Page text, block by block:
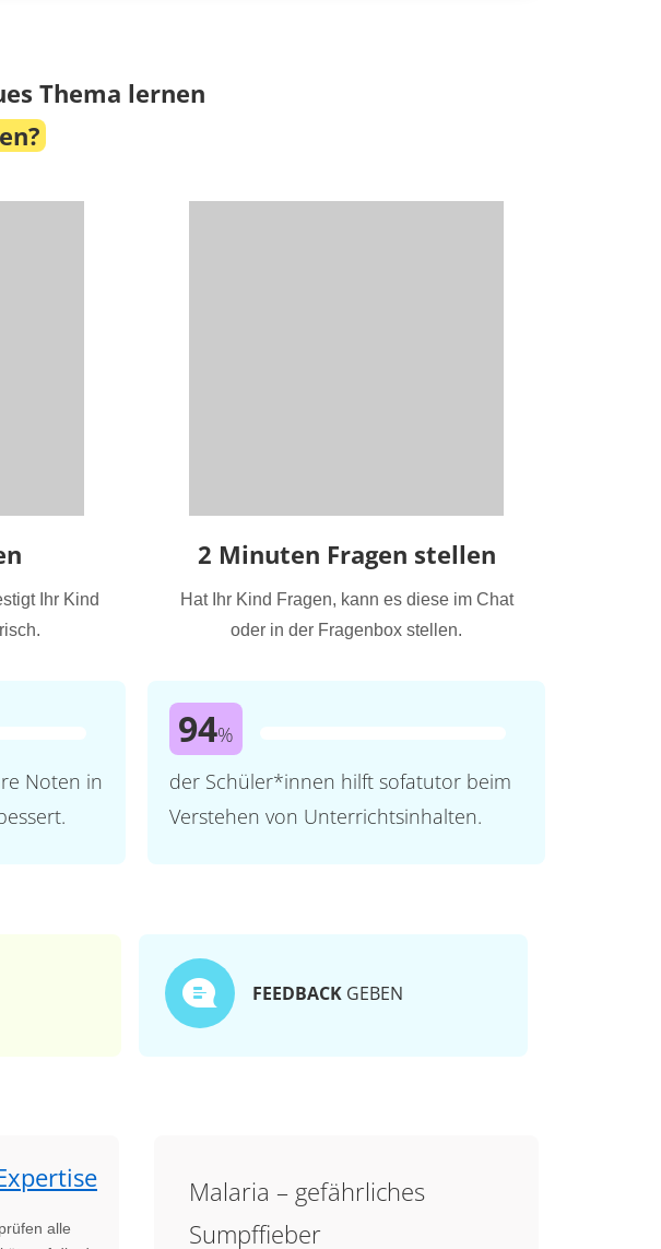
Thema lernen
Ihr Kind
Noten in
2 Minuten Fragen stellen
Hat Ihr Kind Fragen, kann es diese im Chat
oder in der Fragenbox stellen.
94%
der Schüler*innen hilft sofatutor beim
Verstehen von Unterrichtsinhalten.
FEEDBACK GEBEN
alle
Malaria – gefährliches
Sumpffieber